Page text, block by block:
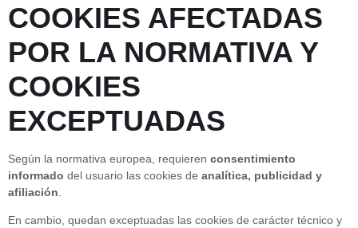
COOKIES AFECTADAS
POR LA NORMATIVA Y
COOKIES
EXCEPTUADAS
Según la normativa europea, requieren consentimiento
informado del usuario las cookies de analítica, publicidad y
afiliación
En cambio, quedan exceptuadas las cookies de carácter técnico y